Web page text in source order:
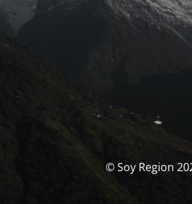
© Soy Region